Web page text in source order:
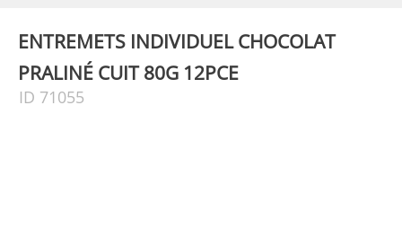
ENTREMETS INDIVIDUEL CHOCOLAT
PRALINÉ CUIT 80G 12PCE
ID 71055